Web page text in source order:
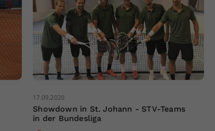
17.09.2020
Showdown in St. Johann - STV-Teams
in der Bundesliga